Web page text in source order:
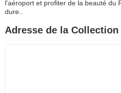
l'aéroport et profiter de la beauté du
dure..
Adresse de la Collection